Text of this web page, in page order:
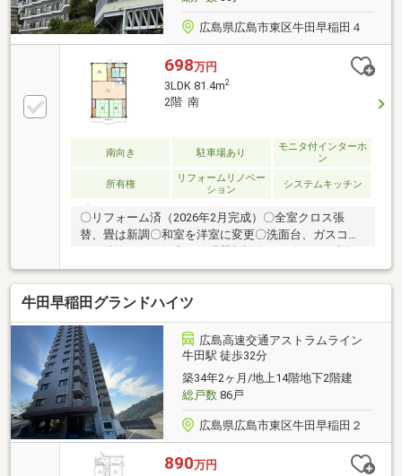
広島県広島市東区牛田早稲田４
698万円
3LDK 81.4m2
2階 南
南向き 駐車場あり
モニタ付インターホ
ン
所有権
リフォームリノベー
ション
システムキッチン
〇リフォーム済（2026年2月完成）〇全室クロス張
替、畳は新調〇和室を洋室に変更〇洗面台、ガスコン
模修繕工事（外壁塗装、タイル補修等）〇2024年9
月 玄関ドア新設交換〇近隣に駐車場確保済みです〇
リフォーム済なのですぐに生活できます〇早稲田小学
校まで徒歩4分！早稲田中学校まで徒歩7分！
牛田早稲田グランドハイツ
広島高速交通アストラムライン
牛田駅 徒歩32分
築34年2ヶ月/地上14階地下2階建
総戸数86戸
広島県広島市東区牛田早稲田２
890万円